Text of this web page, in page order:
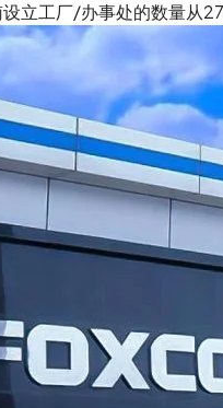
工厂/办事处的数量从